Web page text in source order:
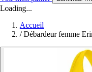
Loading...
Accueil
/ Débardeur femme